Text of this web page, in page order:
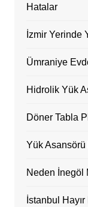
Hatalar
İzmir Yerinde
Ümraniye
Hidrolik Yük
Döner Tabla
Yük
Neden İnegöl
İstanbul